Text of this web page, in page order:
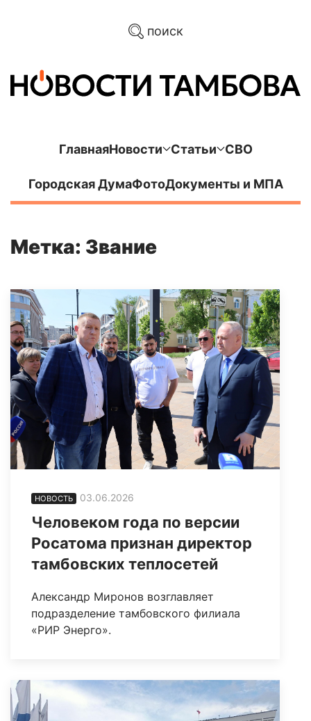
поиск
ГлавнаяНовости Статьи СВО
Городская ДумаФотоДокументы и МПА
Метка: Звание
НОВОСТЬ 03.06.2026
Человеком года по версии
Росатома признан директор
тамбовских теплосетей
Александр Миронов возглавляет
подразделение тамбовского филиала
«РИР Энерго».